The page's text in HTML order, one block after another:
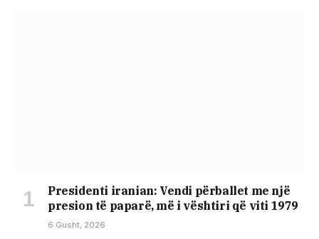
Presidenti iranian: Vendi përballet me një
presion të paparë, më i vështiri që viti 1979
6 Gusht, 2026